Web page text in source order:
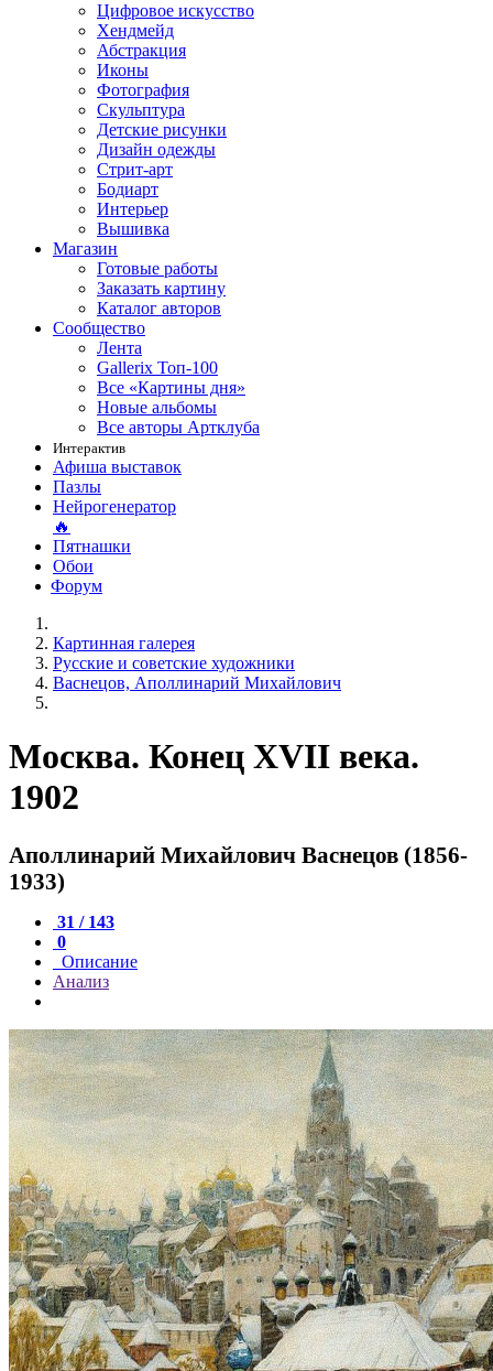
Цифровое искусство
Хендмейд
Абстракция
Иконы
Фотография
Скульптура
Детские рисунки
Дизайн одежды
Стрит-арт
Бодиарт
Интерьер
Вышивка
Магазин
Готовые работы
Заказать картину
Каталог авторов
Сообщество
Лента
Gallerix Топ-100
Все «Картины дня»
Новые альбомы
Все авторы Артклуба
Интерактив
Афиша выставок
Пазлы
Нейрогенератор
🔥
Пятнашки
Обои
Форум
Картинная галерея
Русские и советские художники
Васнецов, Аполлинарий Михайлович
Москва. Конец XVII века.
1902
Аполлинарий Михайлович Васнецов (1856-
1933)
31 / 143
0
Описание
Анализ